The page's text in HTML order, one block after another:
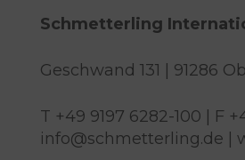
Schmetterling
Geschwand 131 | 91286
T +49 9197 6282-100 | F
info@schmetterling.de |